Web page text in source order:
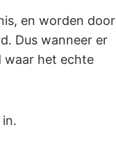
en worden door
Dus wanneer er
waar het echte